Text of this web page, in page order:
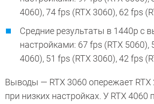
4060), 74 fps (RTX 3060), 62 fps
Средние результаты в 1440p с
настройками: 67 fps (RTX 5060),
4060), 51 fps (RTX 3060), 42 fps
Выводы — RTX 3060 опережает RTX
при низких настройках. У RTX 4060